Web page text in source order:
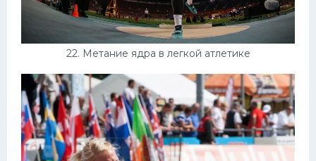
22. Метание ядра в легкой атлетике